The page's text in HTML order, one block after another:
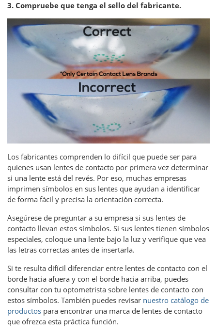
3. Compruebe que tenga el sello del fabricante.
Los fabricantes comprenden lo difícil que puede ser para
quienes usan lentes de contacto por primera vez determinar
si una lente está del revés. Por eso, muchas empresas
imprimen símbolos en sus lentes que ayudan a identificar
de forma fácil y precisa la orientación correcta.
Asegúrese de preguntar a su empresa si sus lentes de
contacto llevan estos símbolos. Si sus lentes tienen símbolos
especiales, coloque una lente bajo la luz y verifique que vea
las letras correctas antes de insertarla.
Si te resulta difícil diferenciar entre lentes de contacto con el
borde hacia afuera y con el borde hacia arriba, puedes
consultar con tu optometrista sobre lentes de contacto con
estos símbolos. También puedes revisar nuestro catálogo de
productos para encontrar una marca de lentes de contacto
que ofrezca esta práctica función.